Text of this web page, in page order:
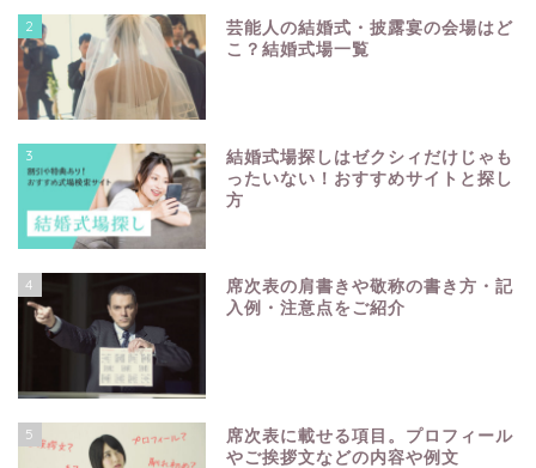
2
芸能人の結婚式・披露宴の会場はど
こ？結婚式場一覧
3
結婚式場探しはゼクシィだけじゃも
ったいない！おすすめサイトと探し
方
4
席次表の肩書きや敬称の書き方・記
入例・注意点をご紹介
5
席次表に載せる項目。プロフィール
やご挨拶文などの内容や例文